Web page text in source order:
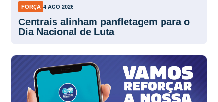
FORÇA 4 AGO 2026
Centrais alinham panfletagem para o
Dia Nacional de Luta